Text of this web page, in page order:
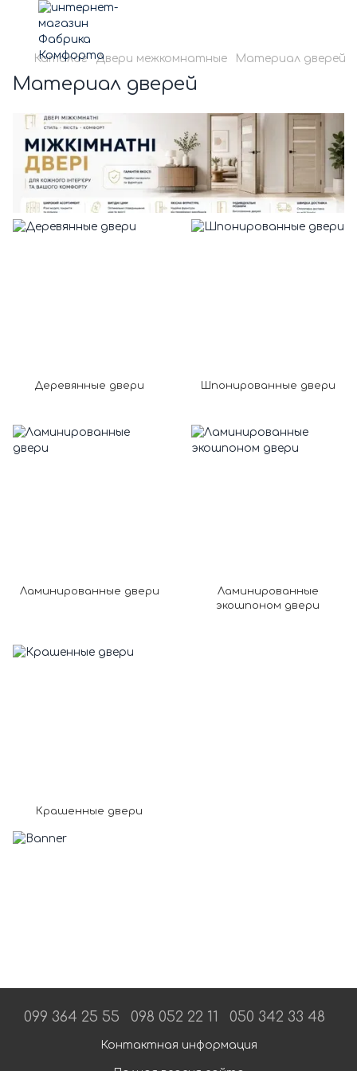
Каталог Двери межкомнатные Материал дверей
Материал дверей
Деревянные двери Шпонированные двери
Ламинированные двери
Ламинированные
экошпоном двери
Крашенные двери
099 364 25 55 098 052 22 11 050 342 33 48
Контактная информация